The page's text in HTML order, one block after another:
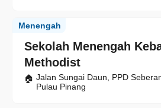
Sekolah Menengah
Methodist
Menengah
Jalan Sungai Daun, PPD
Pulau Pinang